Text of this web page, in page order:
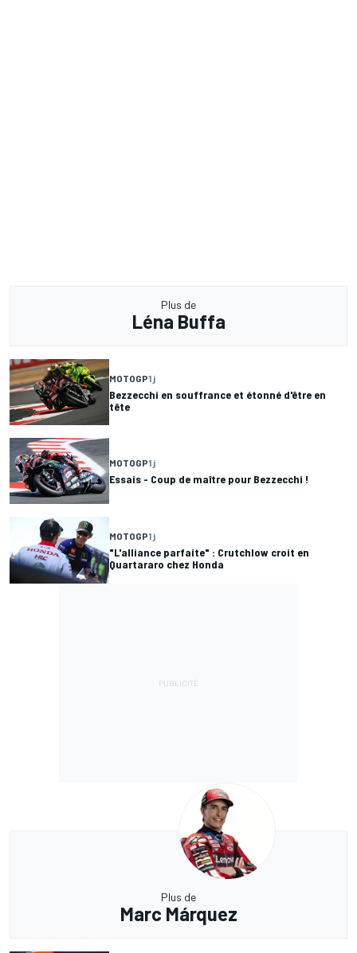
Plus de
Léna Buffa
MOTOGP1 j
Bezzecchi en souffrance et étonné d'être en
tête
MOTOGP1 j
Essais - Coup de maître pour Bezzecchi !
MOTOGP1 j
"L'alliance parfaite" : Crutchlow croit en
Quartararo chez Honda
Plus de
Marc Márquez